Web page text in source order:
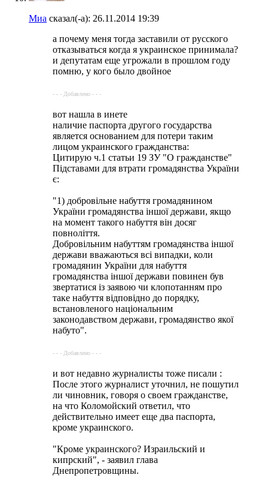
Миа сказал(-а): 26.11.2014 19:39
а почему меня тогда заставили от русского
отказываться когда я украинское принимала?
и депутатам еще угрожали в прошлом году
помню, у кого было двойное
- - - Добавлено - - -
вот нашла в инете
наличие паспорта другого государства
является основанием для потери таким
лицом украинского гражданства:
Цитирую ч.1 статьи 19 ЗУ "О гражданстве"
Підставами для втрати громадянства України
є:
"1) добровільне набуття громадянином
України громадянства іншої держави, якщо
на момент такого набуття він досяг
повноліття.
Добровільним набуттям громадянства іншої
держави вважаються всі випадки, коли
громадянин України для набуття
громадянства іншої держави повинен був
звертатися із заявою чи клопотанням про
таке набуття відповідно до порядку,
встановленого національним
законодавством держави, громадянство якої
набуто".
- - - Добавлено - - -
и вот недавно журналисты тоже писали :
После этого журналист уточнил, не пошутил
ли чиновник, говоря о своем гражданстве,
на что Коломойский ответил, что
действительно имеет еще два паспорта,
кроме украинского.
"Кроме украинского? Израильский и
кипрский", - заявил глава
Днепропетровщины.